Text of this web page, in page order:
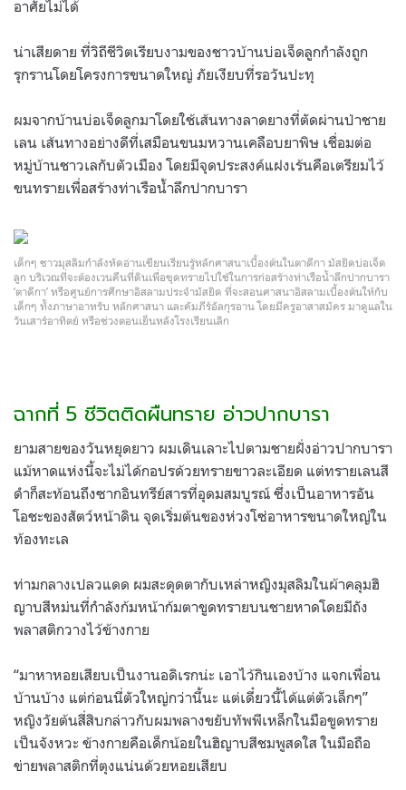
อาศัยไม่ได้
น่าเสียดาย ที่วิถีชีวิตเรียบงามของชาวบ้านบ่อเจ็ดลูกกำลังถูก
รุกรานโดยโครงการขนาดใหญ่ ภัยเงียบที่รอวันปะทุ
ผมจากบ้านบ่อเจ็ดลูกมาโดยใช้เส้นทางลาดยางที่ตัดผ่านป่าชาย
เลน เส้นทางอย่างดีที่เสมือนขนมหวานเคลือบยาพิษ เชื่อมต่อ
หมู่บ้านชาวเลกับตัวเมือง โดยมีจุดประสงค์แฝงเร้นคือเตรียมไว้
ขนทรายเพื่อสร้างท่าเรือน้ำลึกปากบารา
เด็กๆ ชาวมุสลิมกำลังหัดอ่านเขียนเรียนรู้หลักศาสนาเบื้องต้นในตาดีกา มัสยิดบ่อเจ็ด
ลูก บริเวณที่จะต้องเวนคืนที่ดินเพื่อขุดทรายไปใช้ในการก่อสร้างท่าเรือน้ำลึกปากบารา
‘ตาดีกา’ หรือศูนย์การศึกษาอิสลามประจำมัสยิด ที่จะสอนศาสนาอิสลามเบื้องต้นให้กับ
เด็กๆ ทั้งภาษาอาหรับ หลักศาสนา และคัมภีร์อัลกุรอาน โดยมีครูอาสาสมัคร มาดูแลใน
วันเสาร์อาทิตย์ หรือช่วงตอนเย็นหลังโรงเรียนเลิก
ฉากที่ 5 ชีวิตติดผืนทราย อ่าวปากบารา
ยามสายของวันหยุดยาว ผมเดินเลาะไปตามชายฝั่งอ่าวปากบารา
แม้หาดแห่งนี้จะไม่ได้กอปรด้วยทรายขาวละเอียด แต่ทรายเลนสี
ดำก็สะท้อนถึงซากอินทรีย์สารที่อุดมสมบูรณ์ ซึ่งเป็นอาหารอัน
โอชะของสัตว์หน้าดิน จุดเริ่มต้นของห่วงโซ่อาหารขนาดใหญ่ใน
ท้องทะเล
ท่ามกลางเปลวแดด ผมสะดุดตากับเหล่าหญิงมุสลิมในผ้าคลุมฮิ
ญาบสีหม่นที่กำลังก้มหน้าก้มตาขูดทรายบนชายหาดโดยมีถัง
พลาสติกวางไว้ข้างกาย
“มาหาหอยเสียบเป็นงานอดิเรกน่ะ เอาไว้กินเองบ้าง แจกเพื่อน
บ้านบ้าง แต่ก่อนนี่ตัวใหญ่กว่านี้นะ แต่เดี๋ยวนี้ได้แต่ตัวเล็กๆ”
หญิงวัยต้นสี่สิบกล่าวกับผมพลางขยับทัพพีเหล็กในมือขูดทราย
เป็นจังหวะ ข้างกายคือเด็กน้อยในฮิญาบสีชมพูสดใส ในมือถือ
ข่ายพลาสติกที่ตุงแน่นด้วยหอยเสียบ